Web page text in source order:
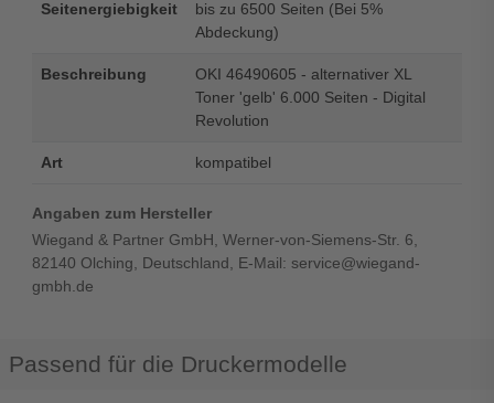
Seitenergiebigkeit
bis zu 6500 Seiten (Bei 5%
Abdeckung)
Beschreibung
OKI 46490605 - alternativer XL
Toner 'gelb' 6.000 Seiten - Digital
Revolution
Art kompatibel
Angaben zum Hersteller
Wiegand & Partner GmbH, Werner-von-Siemens-Str. 6,
82140 Olching, Deutschland, E-Mail: service@wiegand-
gmbh.de
Passend für die Druckermodelle